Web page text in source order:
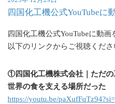
四国化工機公式YouTubeに
四国化工機公式YouTubeに動画
以下のリンクからご視聴くださ
①四国化工機株式会社｜ただ
世界の食を支える場所だった
https://youtu.be/